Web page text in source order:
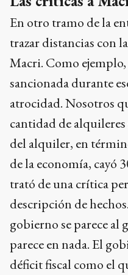
En otro tramo de la
trazar distancias con
Macri. Como
sancionada durante
atrocidad. Nosotros
cantidad de
del alquiler, en
de la economía, cayó
trató de una crítica
descripción de
gobierno se parece al
parece en nada. El
déficit fiscal como el